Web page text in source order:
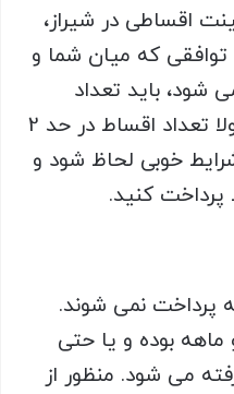
اقساطی در شیراز،
که میان شما و
شود، باید تعداد
اقساط را انتخاب کنید. معمولا تعداد اقساط در حد 2
شرایط خوبی لحاظ شود و
پرداخت نمی شوند.
بوده و یا حتی
می شود. منظور از